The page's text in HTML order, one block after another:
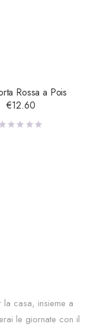
Rossa a Pois
€12.60
casa, insieme a
le giornate con il